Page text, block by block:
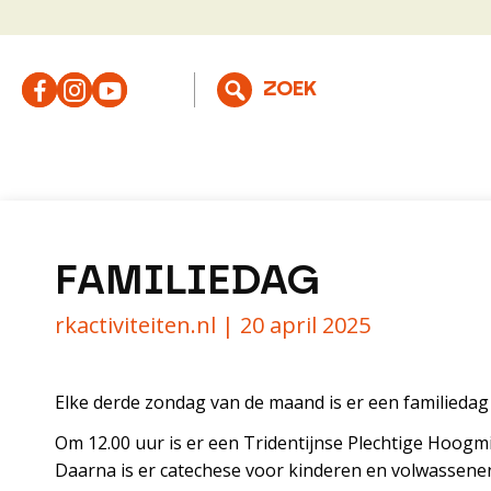
FAMILIEDAG
rkactiviteiten.nl | 20 april 2025
Elke derde zondag van de maand is er een
Om 12.00 uur is er een Tridentijnse Plechtige
Daarna is er catechese voor kinderen en